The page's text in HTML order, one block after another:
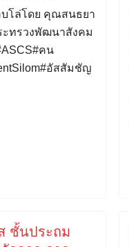
โล่โดย คุณสนธยา
ทรวงพัฒนาสังคม
คน
อัสสัมชัญ
ชั้นประถม